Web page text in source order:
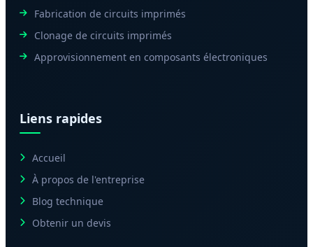
Fabrication de circuits imprimés
Clonage de circuits imprimés
Approvisionnement en composants électroniques
Liens rapides
Accueil
À propos de l'entreprise
Blog technique
Obtenir un devis